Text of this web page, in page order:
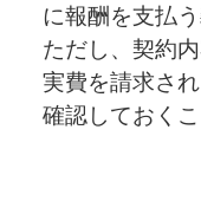
に報酬を支払
ただし、契約
実費を請求さ
確認しておく